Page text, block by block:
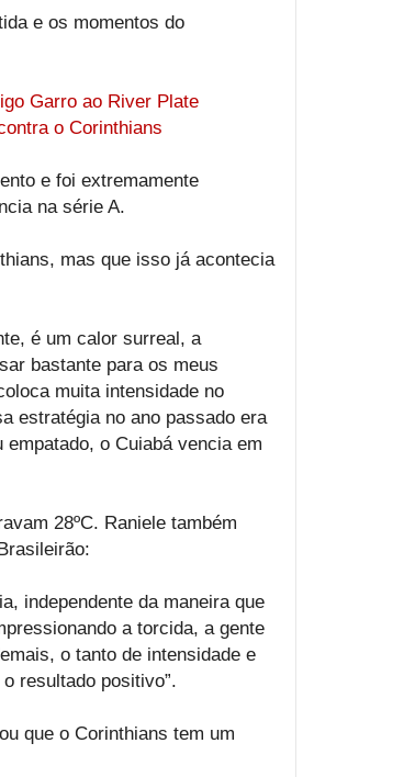
e os momentos do
Garro ao River Plate
o Corinthians
e foi extremamente
na série A.
mas que isso já acontecia
é um calor surreal, a
bastante para os meus
muita intensidade no
estratégia no ano passado era
o Cuiabá vencia em
28ºC. Raniele também
independente da maneira que
a torcida, a gente
o tanto de intensidade e
resultado positivo”.
que o Corinthians tem um